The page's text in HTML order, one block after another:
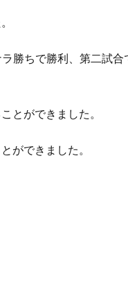
勝ちで勝利、第二試
とができました。
ができました。